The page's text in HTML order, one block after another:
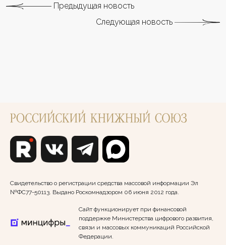
Предыдущая новость
Следующая новость
Свидетельство о регистрации средства массовой информации Эл
№ФС77-50113. Выдано Роскомнадзором 06 июня 2012 года.
Сайт функционирует при финансовой
поддержке Министерства цифрового развития,
связи и массовых коммуникаций Российской
Федерации.